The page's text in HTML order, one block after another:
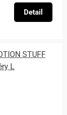
Detail
STUFF
L